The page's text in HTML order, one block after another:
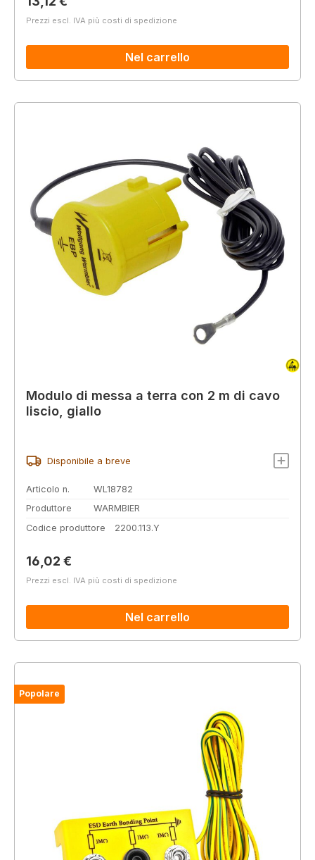
Prezzi escl. IVA più costi di spedizione
Nel carrello
Modulo di messa a terra con 2 m di cavo
liscio, giallo
Disponibile a breve
Articolo n.
WL18782
Produttore
WARMBIER
Codice produttore
2200.113.Y
Prezzo normale:
16,02 €
Prezzi escl. IVA più costi di spedizione
Nel carrello
Popolare